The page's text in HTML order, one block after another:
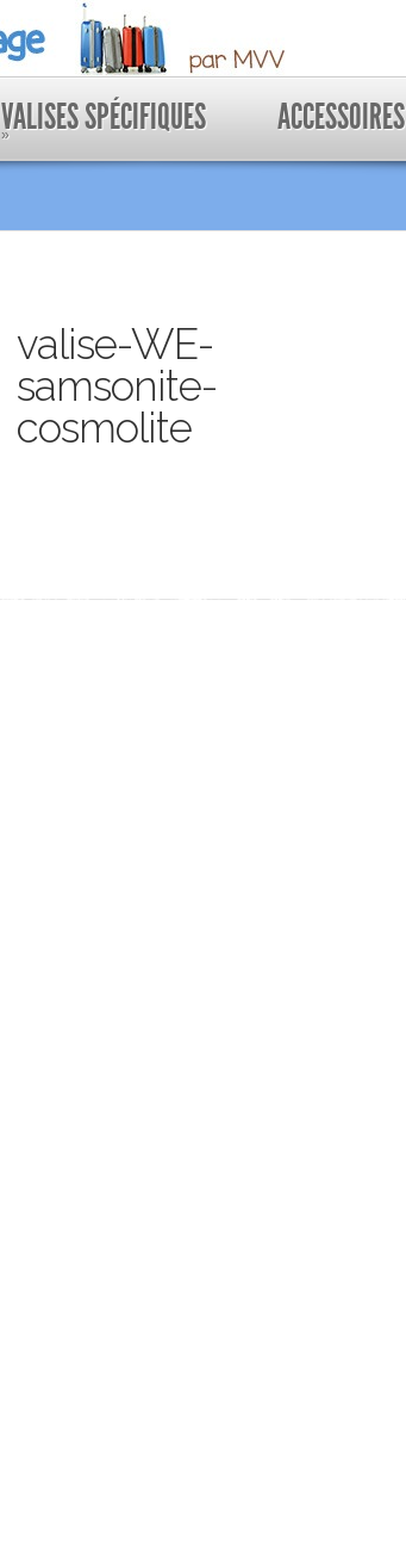
VALISES SPÉCIFIQUES
» ACCESSOIRES
valise-WE-
samsonite-
cosmolite